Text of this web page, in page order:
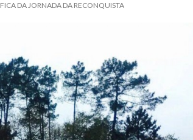
DA JORNADA DA RECONQUISTA